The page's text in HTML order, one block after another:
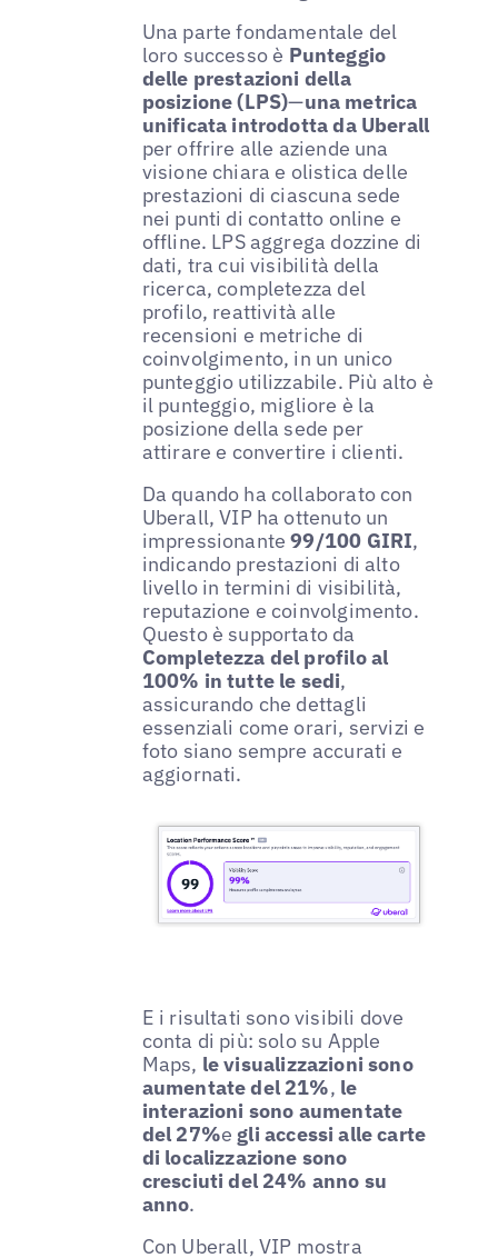
Una parte fondamentale del
loro successo è Punteggio
delle prestazioni della
posizione (LPS)—una metrica
unificata introdotta da Uberall
per offrire alle aziende una
visione chiara e olistica delle
prestazioni di ciascuna sede
nei punti di contatto online e
offline. LPS aggrega dozzine di
dati, tra cui visibilità della
ricerca, completezza del
profilo, reattività alle
recensioni e metriche di
coinvolgimento, in un unico
punteggio utilizzabile. Più alto è
il punteggio, migliore è la
posizione della sede per
attirare e convertire i clienti.
Da quando ha collaborato con
Uberall, VIP ha ottenuto un
impressionante99/100 GIRI,
indicando prestazioni di alto
livello in termini di visibilità,
reputazione e coinvolgimento.
Questo è supportato da
Completezza del profilo al
100% in tutte le sedi,
assicurando che dettagli
essenziali come orari, servizi e
foto siano sempre accurati e
aggiornati.
E i risultati sono visibili dove
conta di più: solo su Apple
Maps, le visualizzazioni sono
aumentate del 21%, le
interazioni sono aumentate
del 27%egli accessi alle carte
di localizzazione sono
cresciuti del 24% anno su
anno.
Con Uberall, VIP mostra